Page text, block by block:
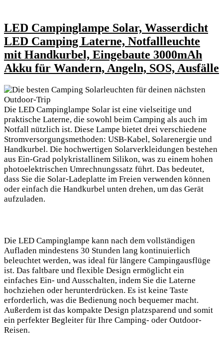
LED Campinglampe Solar, Wasserdicht
LED Camping Laterne, Notfallleuchte‍
mit Handkurbel, ⁣Eingebaute 3000mAh
Akku für Wandern, Angeln, SOS, Ausfälle
Die LED Campinglampe Solar‌ ist eine vielseitige ​und
praktische ‍Laterne, die sowohl beim Camping als ⁣auch im
Notfall nützlich ist. Diese ⁣Lampe bietet drei verschiedene
Stromversorgungsmethoden: USB-Kabel, Solarenergie und
Handkurbel. Die hochwertigen Solarverkleidungen bestehen
aus Ein-Grad‌ polykristallinem Silikon, was zu einem hohen
photoelektrischen Umrechnungssatz führt. Das bedeutet,
dass Sie⁤ die Solar-Ladeplatte ‍im Freien verwenden können
oder einfach die Handkurbel unten ⁤drehen, um das Gerät
aufzuladen.
Die LED Campinglampe kann nach dem vollständigen
Aufladen ​mindestens ⁢30 Stunden lang kontinuierlich
beleuchtet ⁢werden, was ideal für längere Campingausflüge
ist. Das faltbare und flexible Design ermöglicht⁢ ein
einfaches ‍Ein- und Ausschalten, indem Sie die Laterne
hochziehen oder herunterdrücken. ⁢Es ist keine Taste
erforderlich, was die Bedienung noch ⁣bequemer ⁢macht.
Außerdem ist das ‍kompakte Design platzsparend ⁣und⁢ somit
ein‌ perfekter Begleiter für Ihre Camping- oder Outdoor-
Reisen.